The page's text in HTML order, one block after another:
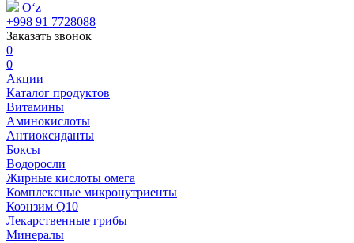
Oʻz
+998 91 7728088
Заказать звонок
0
0
Акции
Каталог продуктов
Витамины
Аминокислоты
Антиоксиданты
Боксы
Водоросли
Жирные кислоты омега
Комплексные микронутриенты
Коэнзим Q10
Лекарственные грибы
Минералы